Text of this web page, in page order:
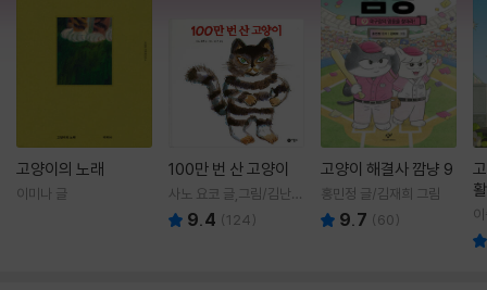
고양이의 노래
이미나 글
100만 번 산 고양이
사노 요코 글,그림/김난주
역 9.4 (124)
고양이 해결사 깜냥 9
홍민정 글/김재희 그림
9.7 (60)